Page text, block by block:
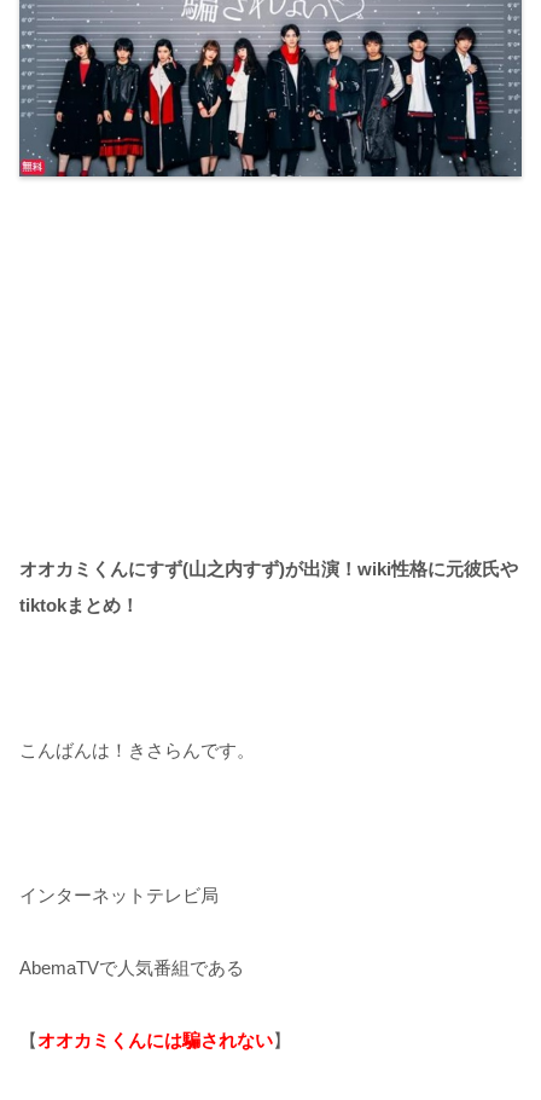
オオカミくんにすず(山之内すず)が出演！wiki性格に元彼氏や
tiktokまとめ！
こんばんは！きさらんです。
インターネットテレビ局
AbemaTVで人気番組である
【オオカミくんには騙されない】